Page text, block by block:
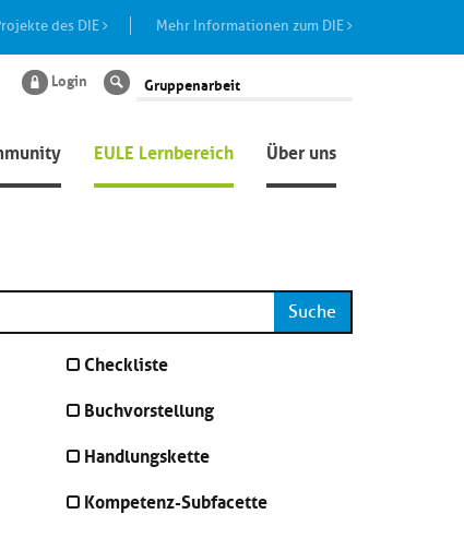
des DIE Mehr Informationen zum DIE
EULE Lernbereich Über uns
Login Suche
Suche
Checkliste
Buchvorstellung
Handlungskette
Kompetenz-Subfacette